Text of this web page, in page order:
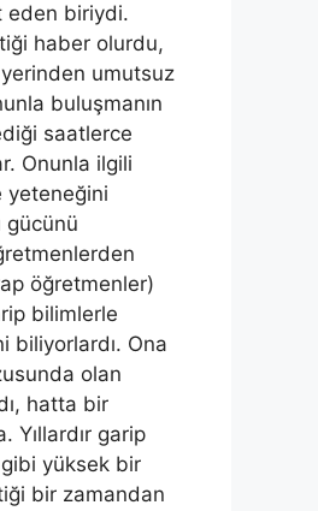
eden biriydi.
haber olurdu,
yerinden umutsuz
buluşmanın
saatlerce
Onunla ilgili
yeteneğini
gücünü
öğretmenler)
bilimlerle
biliyorlardı. Ona
olan
hatta bir
Yıllardır garip
yüksek bir
bir zamandan